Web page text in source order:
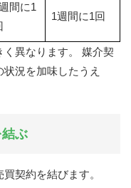
間に1
1週間に1回
異なります。 媒介契
況を加味したうえ
ぶ
契約を結びます。